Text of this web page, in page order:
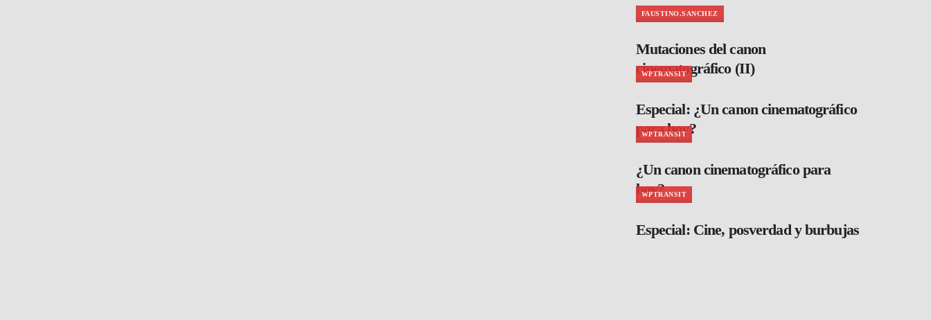
FAUSTINO.SANCHEZ
Mutaciones del canon
cinematográfico (II)
WPTRANSIT
Especial: ¿Un canon cinematográfico
para hoy?
WPTRANSIT
¿Un canon cinematográfico para
hoy?
WPTRANSIT
Especial: Cine, posverdad y burbujas